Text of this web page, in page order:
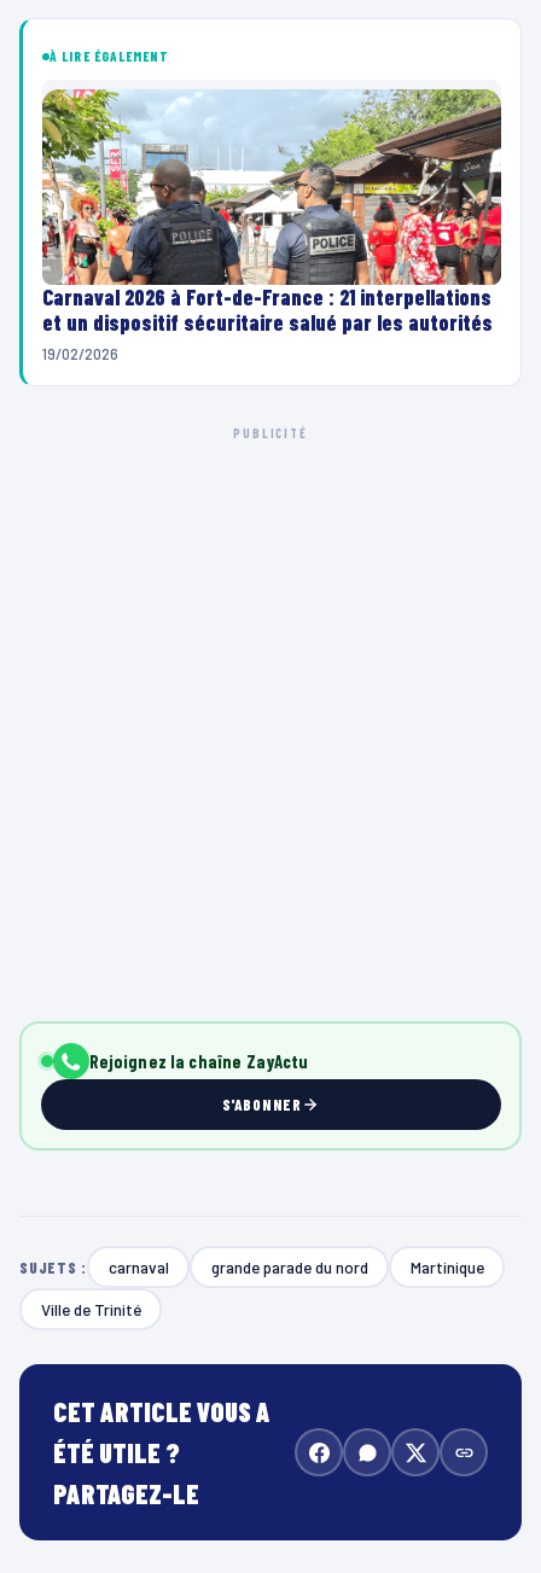
À LIRE ÉGALEMENT
Carnaval 2026 à Fort-de-France : 21 interpellations
et un dispositif sécuritaire salué par les autorités
19/02/2026
PUBLICITÉ
Rejoignez la chaîne ZayActu
S'ABONNER
SUJETS : carnaval grande parade du nord Martinique
Ville de Trinité
CET ARTICLE VOUS A
ÉTÉ UTILE ?
PARTAGEZ-LE